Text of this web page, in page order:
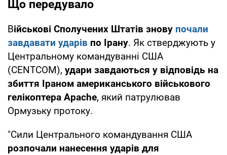
Що передувало
Військові Сполучених Штатів знову почали
завдавати ударів по Ірану. Як стверджують у
Центральному командуванні США
(CENTCOM), удари завдаються у відповідь на
збиття Іраном американського військового
гелікоптера Apache, який патрулював
Ормузьку протоку.
"Сили Центрального командування США
розпочали нанесення ударів для